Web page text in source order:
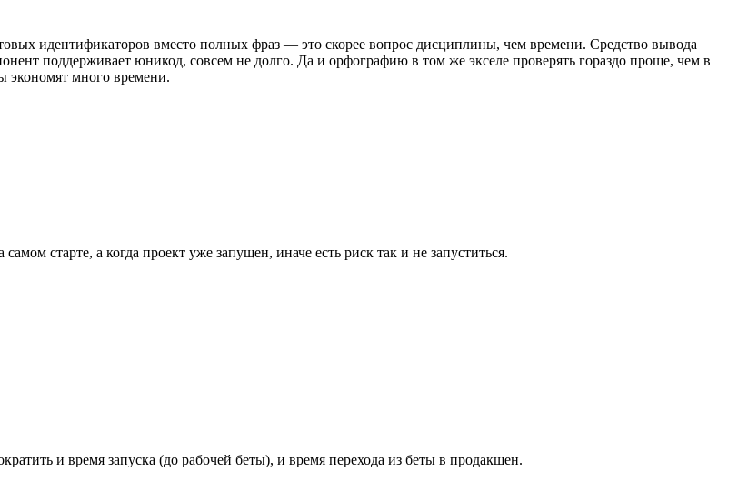
идентификаторов вместо полных фраз — это скорее вопрос дисциплины, чем времени. Средство вывода
поддерживает юникод, совсем не долго. Да и орфографию в том же экселе проверять гораздо проще, чем в
экономят много времени.
старте, а когда проект уже запущен, иначе есть риск так и не запуститься.
и время запуска (до рабочей беты), и время перехода из беты в продакшен.